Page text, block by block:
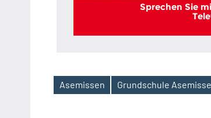
Sprechen Sie
Schlagwörter
Asemissen Grundschule